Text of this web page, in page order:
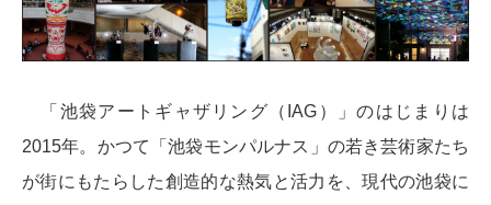
「池袋アートギャザリング（IAG）」のはじまりは
2015年。かつて「池袋モンパルナス」の若き芸術家たち
が街にもたらした創造的な熱気と活力を、現代の池袋に